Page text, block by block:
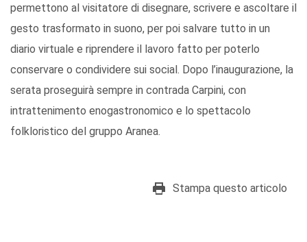
permettono al visitatore di disegnare, scrivere e ascoltare il
gesto trasformato in suono, per poi salvare tutto in un
diario virtuale e riprendere il lavoro fatto per poterlo
conservare o condividere sui social. Dopo l’inaugurazione, la
serata proseguirà sempre in contrada Carpini, con
intrattenimento enogastronomico e lo spettacolo
folkloristico del gruppo Aranea.
Stampa questo articolo